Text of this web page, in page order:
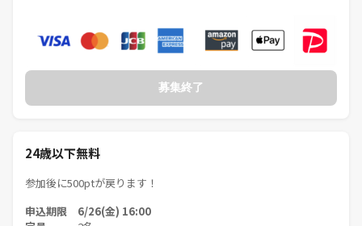
募集終了
24歳以下無料
参加後に500ptが戻ります！
申込期限 6/26(金) 16:00